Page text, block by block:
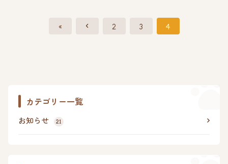
« 2 3 4
カテゴリー一覧
お知らせ 21